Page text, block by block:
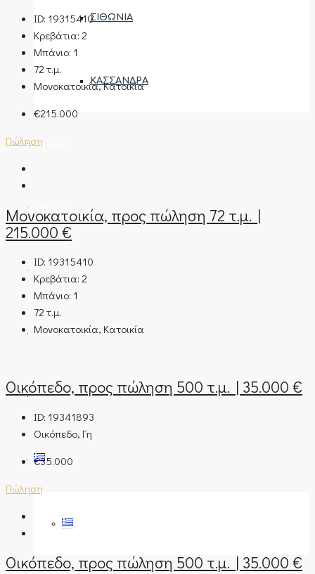
ΣΙΘΩΝΊΑ
ΚΑΣΣΆΝΔΡΑ
ΑΝΆΘΕΣΗ ΑΚΙΝΉΤΟΥ
ΕΠΙΚΟΙΝΩΝΊΑ
ID: 19315410
Κρεβάτια: 2
Μπάνιο: 1
72 τ.μ.
Μονοκατοικία, Κατοικία
€215.000
Πώληση
Μονοκατοικία, προς πώληση 72 τ.μ. |
215.000 €
ID: 19315410
Κρεβάτια: 2
Μπάνιο: 1
72 τ.μ.
Μονοκατοικία, Κατοικία
Οικόπεδο, προς πώληση 500 τ.μ. | 35.000 €
ID: 19341893
Οικόπεδο, Γη
€35.000
Πώληση
Οικόπεδο, προς πώληση 500 τ.μ. | 35.000 €